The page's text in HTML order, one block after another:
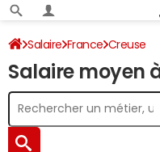
Salaire France Creuse
Salaire moyen